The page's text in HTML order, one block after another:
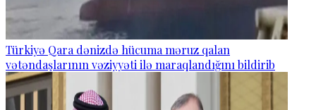
Türkiyə Qara dənizdə hücuma məruz qalan
vətəndaşlarının vəziyyəti ilə maraqlandığını bildirib